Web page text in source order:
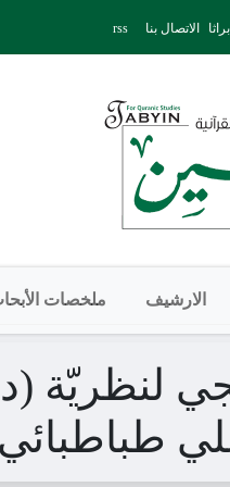
الاتصال بنا rss
الارشيف ملخصات
لنظريّة